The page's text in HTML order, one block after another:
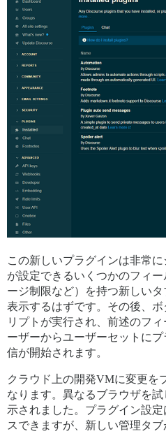
この新しいプラグインは非常
が設定できるいくつかのフィ
ージ制限など）を持つ新しい
表示するはずです。その後、
リプトが実行され、前述のフ
ーザーからユーザーセットに
信が開始されます。
クラウド上の開発VMに変更を
なります。異なるブラウザを
示されました。プラグイン設
スできますが、新しい管理タブ